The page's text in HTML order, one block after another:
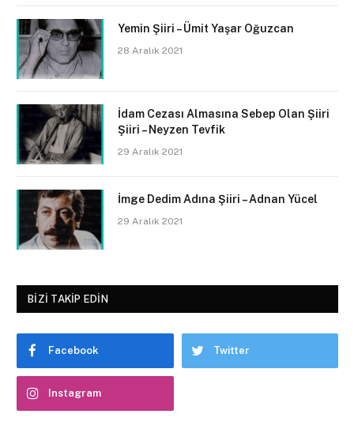
Yemin Şiiri – Ümit Yaşar Oğuzcan
28 Aralık 2021
İdam Cezası Almasına Sebep Olan Şiiri
Şiiri – Neyzen Tevfik
29 Aralık 2021
İmge Dedim Adına Şiiri – Adnan Yücel
29 Aralık 2021
BIZI TAKIP EDIN
Facebook Twitter
Instagram